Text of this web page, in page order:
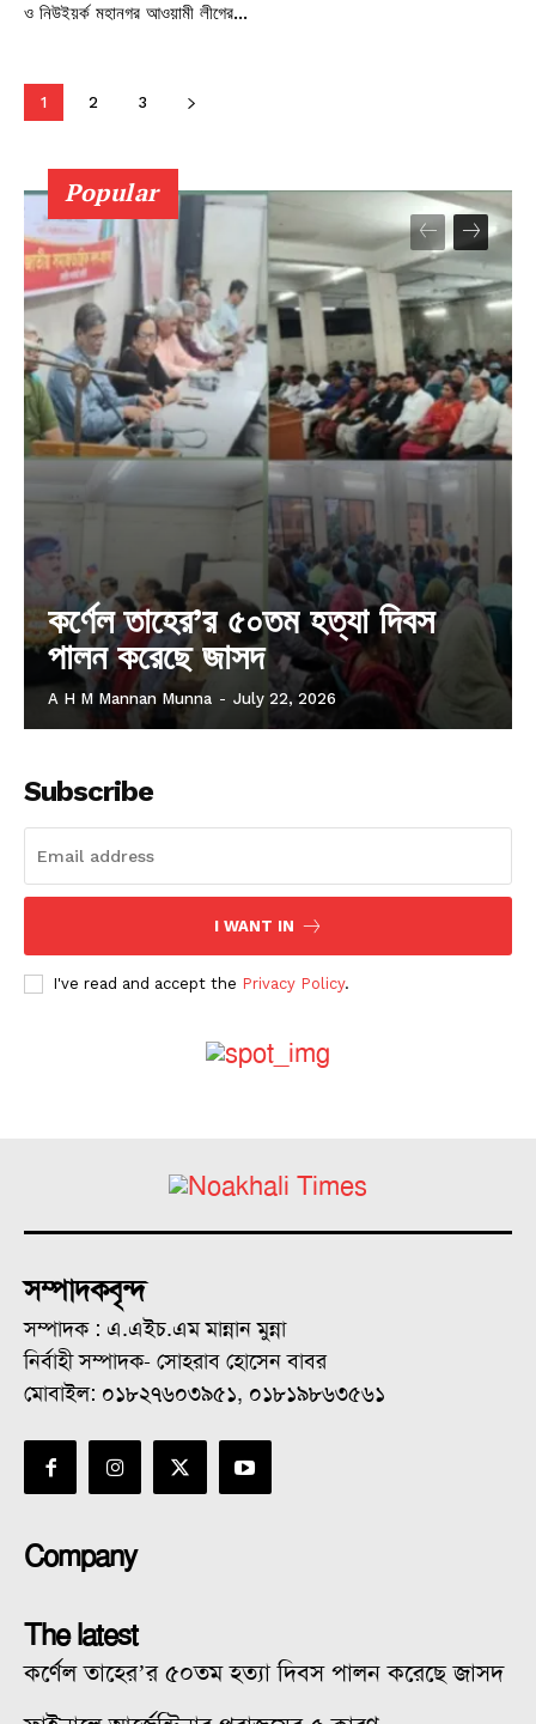
ও নিউইয়র্ক মহানগর আওয়ামী লীগের...
1 2 3
Popular
কর্ণেল তাহের’র ৫০তম হত্যা দিবস
পালন করেছে জাসদ
A H M Mannan Munna - July 22, 2026
Subscribe
I WANT IN
I've read and accept the Privacy Policy.
সম্পাদকবৃন্দ
সম্পাদক : এ.এইচ.এম মান্নান মুন্না
নির্বাহী সম্পাদক- সোহরাব হোসেন বাবর
মোবাইল: ০১৮২৭৬০৩৯৫১, ০১৮১৯৮৬৩৫৬১
Company
The latest
কর্ণেল তাহের’র ৫০তম হত্যা দিবস পালন করেছে জাসদ